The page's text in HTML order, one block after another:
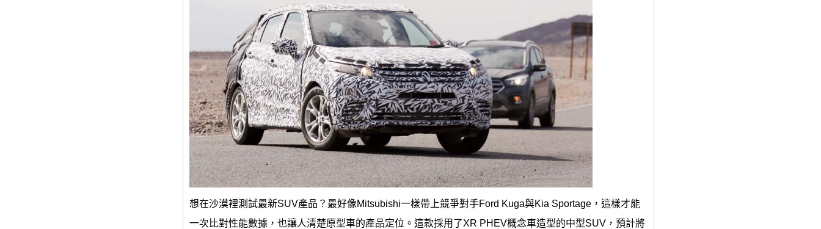
想在沙漠裡測試最新SUV產品？最好像Mitsubishi一樣帶上競爭對手Ford Kuga與Kia Sportage，這樣才能
一次比對性能數據，也讓人清楚原型車的產品定位。這款採用了XR PHEV概念車造型的中型SUV，預計將